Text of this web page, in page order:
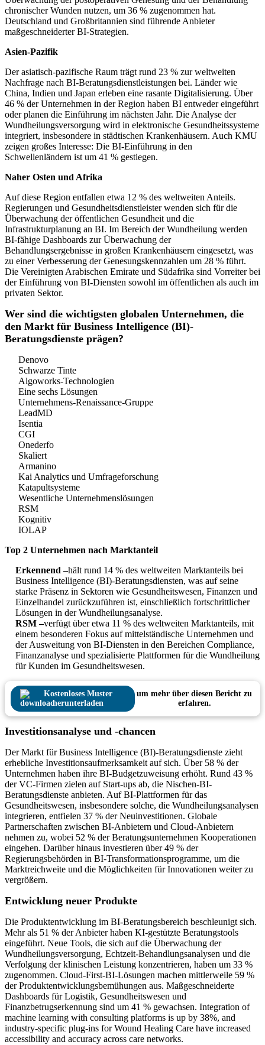
chronischer Wunden nutzen, um 36 % zugenommen hat.
Deutschland und Großbritannien sind führende Anbieter
maßgeschneiderter BI-Strategien.
Asien-Pazifik
Der asiatisch-pazifische Raum trägt rund 23 % zur weltweiten
Nachfrage nach BI-Beratungsdienstleistungen bei. Länder wie
China, Indien und Japan erleben eine rasante Digitalisierung. Über
46 % der Unternehmen in der Region haben BI entweder eingeführt
oder planen die Einführung im nächsten Jahr. Die Analyse der
Wundheilungsversorgung wird in elektronische Gesundheitssysteme
integriert, insbesondere in städtischen Krankenhäusern. Auch KMU
zeigen großes Interesse: Die BI-Einführung in den
Schwellenländern ist um 41 % gestiegen.
Naher Osten und Afrika
Auf diese Region entfallen etwa 12 % des weltweiten Anteils.
Regierungen und Gesundheitsdienstleister wenden sich für die
Überwachung der öffentlichen Gesundheit und die
Infrastrukturplanung an BI. Im Bereich der Wundheilung werden
BI-fähige Dashboards zur Überwachung der
Behandlungsergebnisse in großen Krankenhäusern eingesetzt, was
zu einer Verbesserung der Genesungskennzahlen um 28 % führt.
Die Vereinigten Arabischen Emirate und Südafrika sind Vorreiter bei
der Einführung von BI-Diensten sowohl im öffentlichen als auch im
privaten Sektor.
Wer sind die wichtigsten globalen Unternehmen, die
den Markt für Business Intelligence (BI)-
Beratungsdienste prägen?
Denovo
Schwarze Tinte
Algoworks-Technologien
Eine sechs Lösungen
Unternehmens-Renaissance-Gruppe
LeadMD
Isentia
CGI
Onederfo
Skaliert
Armanino
Kai Analytics und Umfrageforschung
Katapultsysteme
Wesentliche Unternehmenslösungen
RSM
Kognitiv
IOLAP
Top 2 Unternehmen nach Marktanteil
Erkennend –hält rund 14 % des weltweiten Marktanteils bei
Business Intelligence (BI)-Beratungsdiensten, was auf seine
starke Präsenz in Sektoren wie Gesundheitswesen, Finanzen und
Einzelhandel zurückzuführen ist, einschließlich fortschrittlicher
Lösungen in der Wundheilungsanalyse.
RSM –verfügt über etwa 11 % des weltweiten Marktanteils, mit
einem besonderen Fokus auf mittelständische Unternehmen und
der Ausweitung von BI-Diensten in den Bereichen Compliance,
Finanzanalyse und spezialisierte Plattformen für die Wundheilung
für Kunden im Gesundheitswesen.
Kostenloses Muster
herunterladen
um mehr über diesen Bericht zu
erfahren.
Investitionsanalyse und -chancen
Der Markt für Business Intelligence (BI)-Beratungsdienste zieht
erhebliche Investitionsaufmerksamkeit auf sich. Über 58 % der
Unternehmen haben ihre BI-Budgetzuweisung erhöht. Rund 43 %
der VC-Firmen zielen auf Start-ups ab, die Nischen-BI-
Beratungsdienste anbieten. Auf BI-Plattformen für das
Gesundheitswesen, insbesondere solche, die Wundheilungsanalysen
integrieren, entfielen 37 % der Neuinvestitionen. Globale
Partnerschaften zwischen BI-Anbietern und Cloud-Anbietern
nehmen zu, wobei 52 % der Beratungsunternehmen Kooperationen
eingehen. Darüber hinaus investieren über 49 % der
Regierungsbehörden in BI-Transformationsprogramme, um die
Marktreichweite und die Möglichkeiten für Innovationen weiter zu
vergrößern.
Entwicklung neuer Produkte
Die Produktentwicklung im BI-Beratungsbereich beschleunigt sich.
Mehr als 51 % der Anbieter haben KI-gestützte Beratungstools
eingeführt. Neue Tools, die sich auf die Überwachung der
Wundheilungsversorgung, Echtzeit-Behandlungsanalysen und die
Verfolgung der klinischen Leistung konzentrieren, haben um 33 %
zugenommen. Cloud-First-BI-Lösungen machen mittlerweile 59 %
der Produktentwicklungsbemühungen aus. Maßgeschneiderte
Dashboards für Logistik, Gesundheitswesen und
Finanzbetrugserkennung sind um 41 % gewachsen. Integration of
machine learning with consulting platforms is up by 38%, and
industry-specific plug-ins for Wound Healing Care have increased
accessibility and accuracy across care networks.